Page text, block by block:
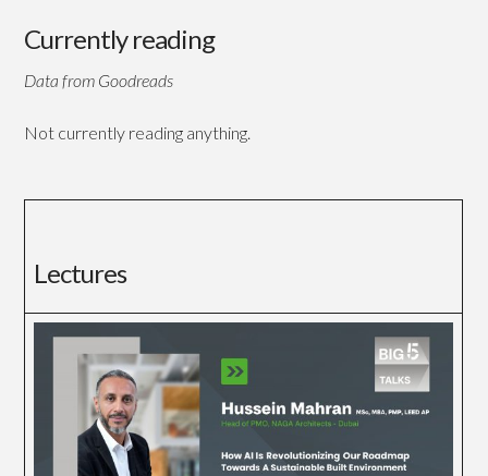
Currently reading
Data from Goodreads
Not currently reading anything.
Lectures